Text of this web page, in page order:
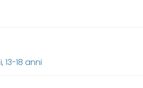
, 13-18 anni